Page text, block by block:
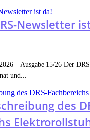
Newsletter
– Ausgabe 15/26 Der
und...
des